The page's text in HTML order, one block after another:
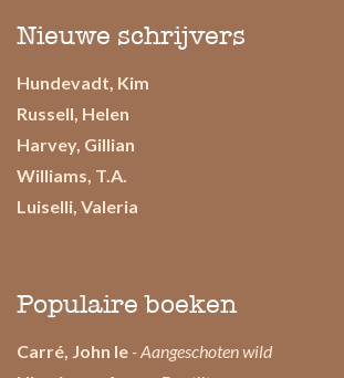
Nieuwe schrijvers
Hundevadt, Kim
Russell, Helen
Harvey, Gillian
Williams, T.A.
Luiselli, Valeria
Populaire boeken
Carré, John le - Aangeschoten wild